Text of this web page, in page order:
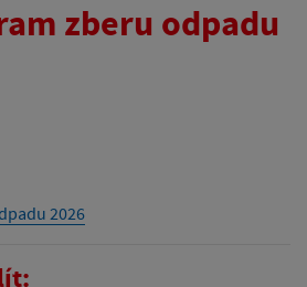
zberu odpadu
2026